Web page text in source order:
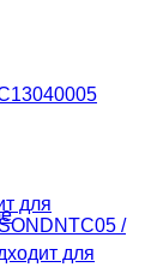
для
/